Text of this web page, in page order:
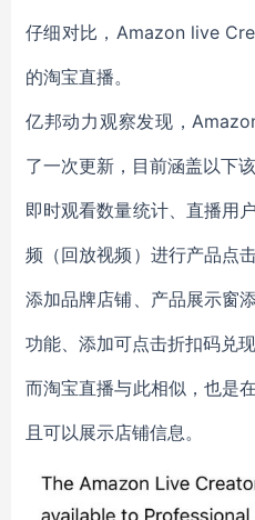
仔细对比，Amazon live
的淘宝直播。
亿邦动力观察发现，
了一次更新，目前涵盖以下该
即时观看数量统计、直播用
频（回放视频）进行产品点
添加品牌店铺、产品展示窗
功能、添加可点击折扣码兑现
而淘宝直播与此相似，也是
且可以展示店铺信息。